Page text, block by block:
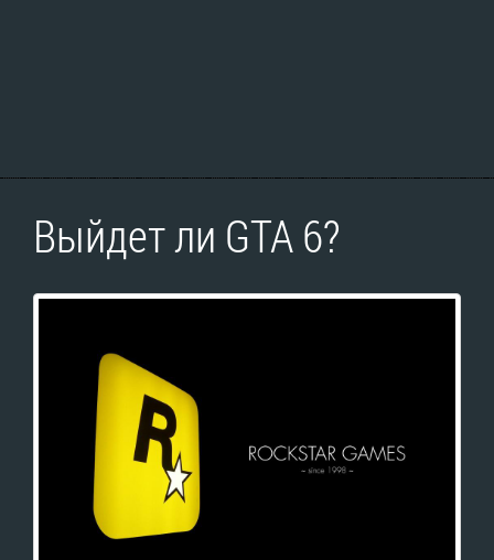
Выйдет ли GTA 6?